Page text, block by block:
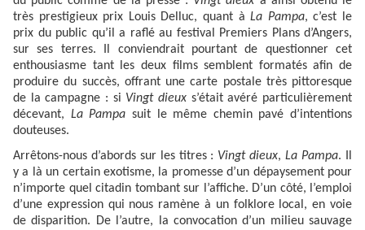
très prestigieux prix Louis Delluc, quant àLa Pampa, c’est le
prix du public qu’il a raflé au festival Premiers Plans d’Angers,
sur ses terres. Il conviendrait pourtant de questionner cet
enthousiasme tant les deux films semblent formatés afin de
produire du succès, offrant une carte postale très pittoresque
de la campagne : si Vingt dieux s’était avéré particulièrement
décevant, La Pampa suit le même chemin pavé d’intentions
douteuses.
Arrêtons-nous d’abords sur les titres : Vingt dieux,La Pampa. Il
y a là un certain exotisme, la promesse d’un dépaysement pour
n’importe quel citadin tombant sur l’affiche. D’un côté, l’emploi
d’une expression qui nous ramène à un folklore local, en voie
de disparition. De l’autre, la convocation d’un milieu sauvage